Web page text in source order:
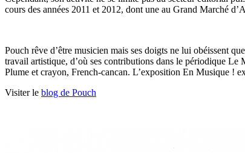
cours des années 2011 et 2012, dont une au Grand Marché
Pouch rêve d’être musicien mais ses doigts ne lui obéissent
travail artistique, d’où ses contributions dans le périodique
Plume et crayon, French-cancan. L’exposition En Musique !
Visiter le blog de Pouch